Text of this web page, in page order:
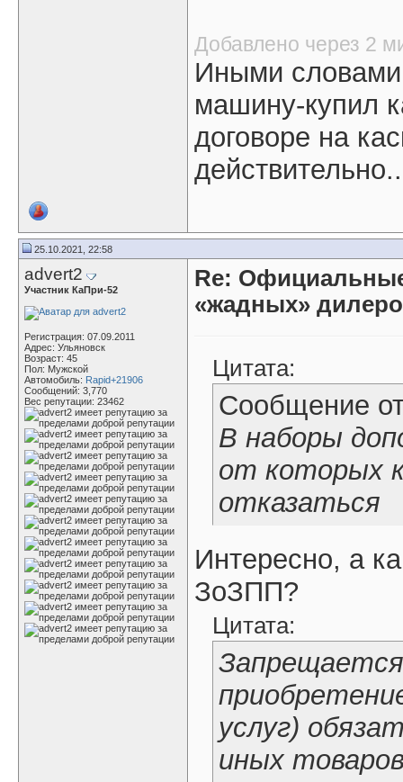
Добавлено через 2
Иными словами
машину-купил
договоре на
25.10.2021, 22:58
advert2
Участник КаПри-52
Регистрация: 07.09.2011
Адрес: Ульяновск
Возраст: 45
Пол: Мужской
Автомобиль: Rapid+21906
Сообщений: 3,770
Вес репутации: 23462
Re:
«жадных»
Цитата:
Сообщение
В наборы
от которых
отказаться
Интересно, а
ЗоЗПП?
Цитата:
услуг)
иных